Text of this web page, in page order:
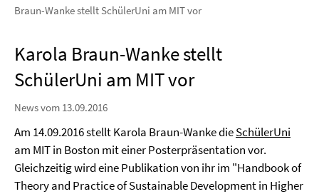
Braun-Wanke stellt SchülerUni am MIT vor
Karola Braun-Wanke stellt
SchülerUni am MIT vor
News vom 13.09.2016
Am 14.09.2016 stellt Karola Braun-Wanke dieSchülerUni
am MIT in Boston mit einer Posterpräsentation vor.
Gleichzeitig wird eine Publikation von ihr im "Handbook of
Theory and Practice of Sustainable Development in Higher